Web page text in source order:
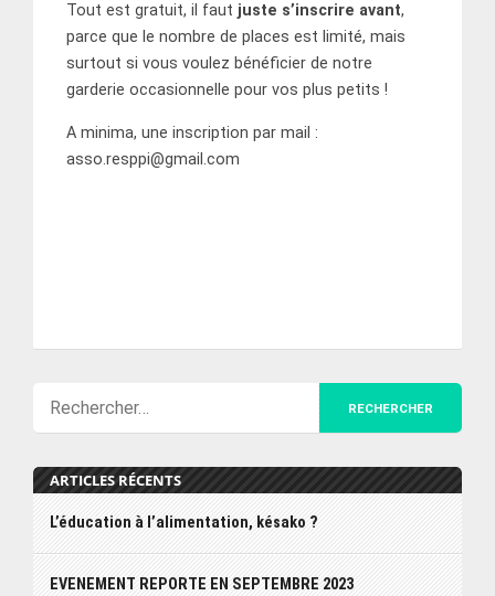
Tout est gratuit, il faut juste s’inscrire avant,
parce que le nombre de places est limité, mais
surtout si vous voulez bénéficier de notre
garderie occasionnelle pour vos plus petits !
A minima, une inscription par mail :
asso.resppi@gmail.com
ARTICLES RÉCENTS
L’éducation à l’alimentation, késako ?
EVENEMENT REPORTE EN SEPTEMBRE 2023